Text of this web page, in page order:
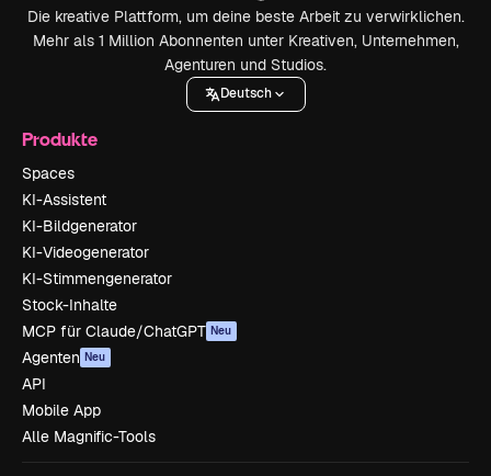
Die kreative Plattform, um deine beste Arbeit zu verwirklichen.
Mehr als 1 Million Abonnenten unter Kreativen, Unternehmen,
Agenturen und Studios.
Deutsch
Produkte
Spaces
KI-Assistent
KI-Bildgenerator
KI-Videogenerator
KI-Stimmengenerator
Stock-Inhalte
MCP für Claude/ChatGPT Neu
Agenten Neu
API
Mobile App
Alle Magnific-Tools